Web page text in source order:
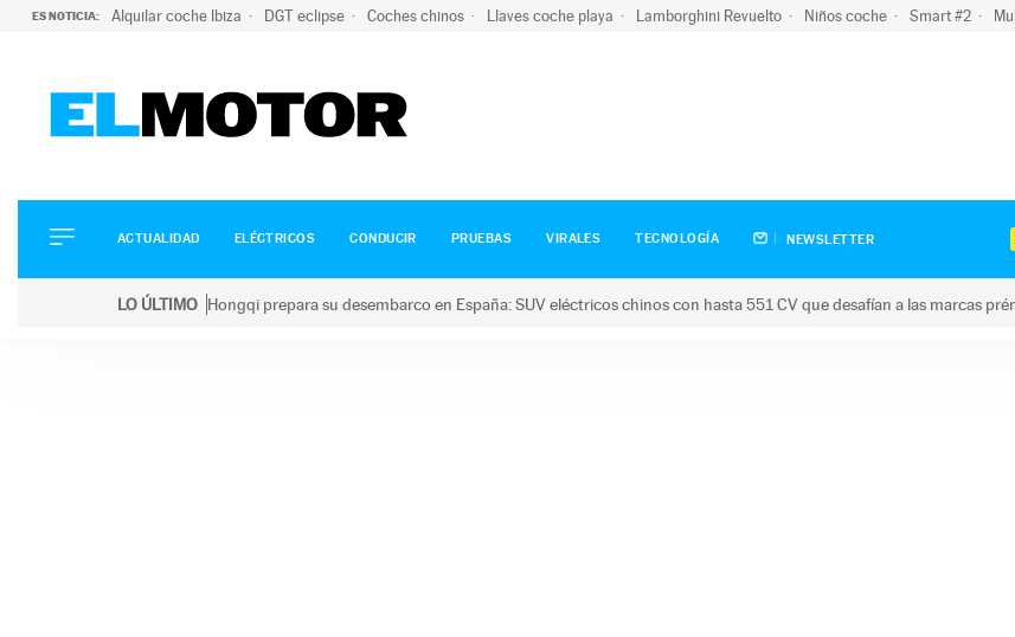
ES NOTICIA: Alquilar coche Ibiza DGT eclipse Coches chinos Llaves coche playa Lamborghini Revuelto Niños coche Smart #2
ELÉCTRICOS
CONDUCIR
ACTUALIDAD ELÉCTRICOS CONDUCIR PRUEBAS VIRALES TECNOLOGÍA NEWSLETTER
LO ÚLTIMO Hongqi prepara su desembarco en España: SUV eléctricos chinos con hasta 551 CV que desafían a las marcas